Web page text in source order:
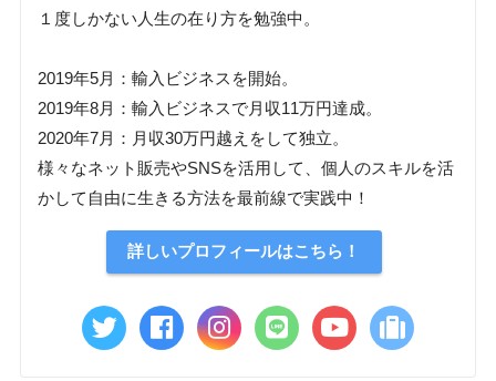
１度しかない人生の在り方を勉強中。
2019年5月：輸入ビジネスを開始。
2019年8月：輸入ビジネスで月収11万円達成。
2020年7月：月収30万円越えをして独立。
様々なネット販売やSNSを活用して、個人のスキルを活
かして自由に生きる方法を最前線で実践中！
詳しいプロフィールはこちら！